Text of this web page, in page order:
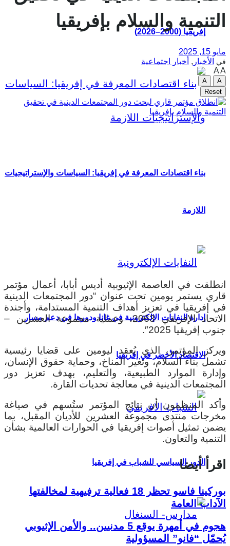
إفريقيا (2000–2026)
بناء اقتصادات المعرفة في إفريقيا: السياسات والإستراتيجيات
اللازمة
إدارة النفايات الإلكترونية في غانا ودورها في دعم مسار
الاقتصاد الأخضر في إفريقيا
الدور السياسي للشباب في إفريقيا
التنمية والسلام بإفريقيا
مايو 15, 2025
في الأخبار , أخبار اجتماعية
AA
A
A
Reset
انطلقت في العاصمة الإثيوبية أديس أبابا، أعمال مؤتمر
قاري يستمر يومين تحت عنوان “دور المجتمعات الدينية
في إفريقيا في تعزيز أهداف التنمية المستدامة، وأجندة
الاتحاد الإفريقي 2063، وعملية مجموعة العشرين –
جنوب إفريقيا 2025″.
ويركز المؤتمر، الذي يُعقد ليومين على قضايا رئيسية
تشمل بناء السلام، وتغير المناخ، وحماية حقوق الإنسان،
وإدارة الموارد الطبيعية، والتعليم، بهدف تعزيز دور
المجتمعات الدينية في معالجة تحديات القارة.
وأكد المنظمون أن نتائج المؤتمر ستُسهم في صياغة
مخرجات منتدى مجموعة العشرين للأديان المقبل، بما
يضمن تمثيل أصوات إفريقيا في الحوارات العالمية بشأن
التنمية والتعاون.
اقرأ أيضا
بوركينا فاسو تحظر 18 فعالية ترفيهية لمخالفتها
الآداب العامة
هجوم في أمهرة يوقع 5 مدنيين.. والأمن الإثيوبي
يُحمّل “فانو” المسؤولية